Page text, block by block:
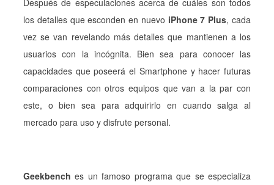
los detalles que esconden en nuevo iPhone 7 Plus, cada
vez se van revelando más detalles que mantienen a los
usuarios con la incógnita. Bien sea para conocer las
capacidades que poseerá el Smartphone y hacer futuras
comparaciones con otros equipos que van a la par con
este, o bien sea para adquirirlo en cuando salga al
mercado para uso y disfrute personal.
Geekbench es un famoso programa que se especializa